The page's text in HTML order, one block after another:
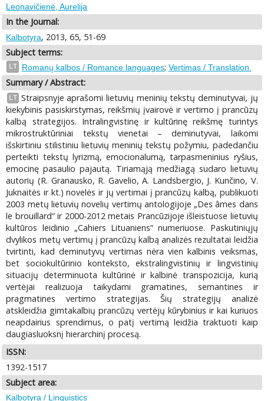
Leonavičienė, Aurelija
In the Journal:
Kalbotyra, 2013, 65, 51-69
Subject terms:
LT Romanų kalbos / Romance languages; Vertimas / Translation.
Summary / Abstract:
LT Straipsnyje aprašomi lietuvių meninių tekstų deminutyvai, jų
kiekybinis pasiskirstymas, reikšmių įvairovė ir vertimo į prancūzų
kalbą strategijos. Intralingvistinę ir kultūrinę reikšmę turintys
mikrostruktūriniai tekstų vienetai – deminutyvai, laikomi
išskirtiniu stilistiniu lietuvių meninių tekstų požymiu, padedančiu
perteikti tekstų lyrizmą, emocionalumą, tarpasmeninius ryšius,
emocinę pasaulio pajautą. Tiriamąją medžiagą sudaro lietuvių
autorių (R. Granausko, R. Gavelio, A. Landsbergio, J. Kunčino, V.
Juknaitės ir kt.) novelės ir jų vertimai į prancūzų kalbą, publikuoti
2003 metų lietuvių novelių vertimų antologijoje „Des âmes dans
le brouillard“ ir 2000-2012 metais Prancūzijoje išleistuose lietuvių
kultūros leidinio „Cahiers Lituaniens“ numeriuose. Paskutiniųjų
dvylikos metų vertimų į prancūzų kalbą analizės rezultatai leidžia
tvirtinti, kad deminutyvų vertimas nėra vien kalbinis veiksmas,
bet sociokultūrinio konteksto, ekstralingvistinių ir lingvistinių
situacijų determinuota kultūrinė ir kalbinė transpozicija, kurią
vertėjai realizuoja taikydami gramatines, semantines ir
pragmatines vertimo strategijas. Šių strategijų analizė
atskleidžia gimtakalbių prancūzų vertėjų kūrybinius ir kai kuriuos
neapdairius sprendimus, o patį vertimą leidžia traktuoti kaip
daugiasluoksnį hierarchinį procesą.
ISSN:
1392-1517
Subject area:
Kalbotyra / Linguistics